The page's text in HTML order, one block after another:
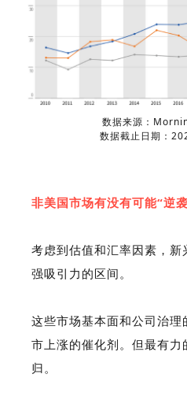
数据来源：
数据截止日期：
非美国市场有没有可能“逆
考虑到估值和汇率因素，
强吸引力的区间。
这些市场基本面和公司治
市上涨的催化剂。但最有
归。